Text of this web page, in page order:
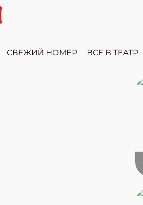
СВЕЖИЙ НОМЕР ВСЕ В ТЕАТР